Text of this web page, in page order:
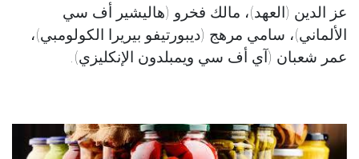
عز الدين (العهد)، مالك فخرو (هاليشير أف سي
الألماني)، سامي مرهج (ديبورتيفو بيريرا الكولومبي)،
عمر شعبان (آي أف سي ويمبلدون الإنكليزي).